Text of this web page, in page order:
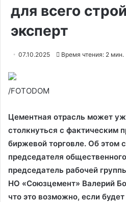
для всего
эксперт
07.10.2025 Время чтения: 2 мин.
/FOTODOM
Цементная отрасль может
столкнуться с фактическим
биржевой торговле. Об этом
председателя
председатель рабочей
НО «Союзцемент» Валерий
что это возможно, если